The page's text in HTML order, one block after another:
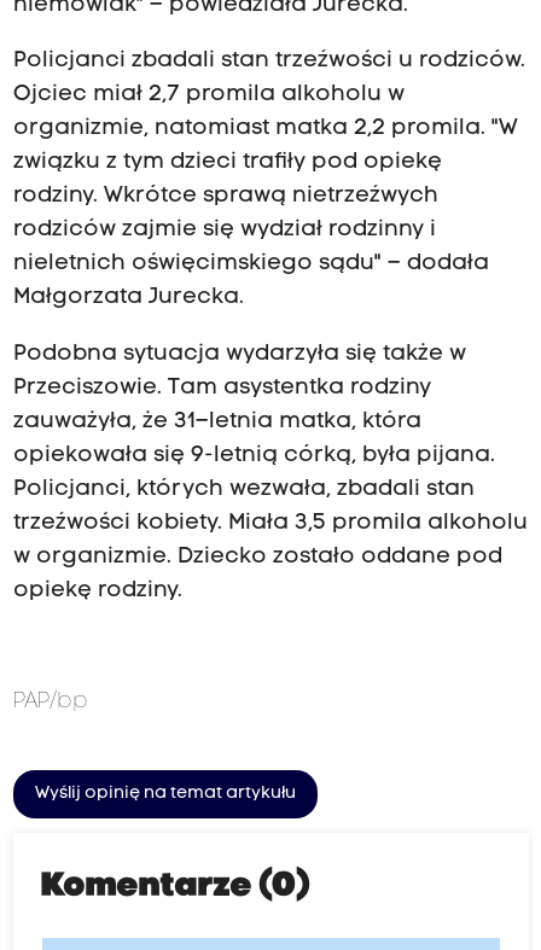
niemowlak" – powiedziała Jurecka.
Policjanci zbadali stan trzeźwości u rodziców.
Ojciec miał 2,7 promila alkoholu w
organizmie, natomiast matka 2,2 promila. "W
związku z tym dzieci trafiły pod opiekę
rodziny. Wkrótce sprawą nietrzeźwych
rodziców zajmie się wydział rodzinny i
nieletnich oświęcimskiego sądu" – dodała
Małgorzata Jurecka.
Podobna sytuacja wydarzyła się także w
Przeciszowie. Tam asystentka rodziny
zauważyła, że 31–letnia matka, która
opiekowała się 9-letnią córką, była pijana.
Policjanci, których wezwała, zbadali stan
trzeźwości kobiety. Miała 3,5 promila alkoholu
w organizmie. Dziecko zostało oddane pod
opiekę rodziny.
PAP/bp
Wyślij opinię na temat artykułu
Komentarze (0)